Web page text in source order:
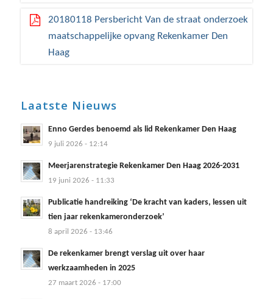
20180118 Persbericht Van de straat onderzoek
maatschappelijke opvang Rekenkamer Den
Haag
Laatste Nieuws
Enno Gerdes benoemd als lid Rekenkamer Den Haag
9 juli 2026 - 12:14
Meerjarenstrategie Rekenkamer Den Haag 2026-2031
19 juni 2026 - 11:33
Publicatie handreiking ‘De kracht van kaders, lessen uit
tien jaar rekenkameronderzoek’
8 april 2026 - 13:46
De rekenkamer brengt verslag uit over haar
werkzaamheden in 2025
27 maart 2026 - 17:00